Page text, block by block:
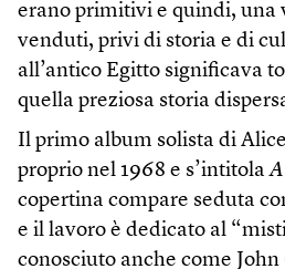
erano primitivi e quindi, una
venduti, privi di storia e di
all’antico Egitto significava
quella preziosa storia
Il primo album solista di
proprio nel 1968 e s’intitola
copertina compare seduta
e il lavoro è dedicato al
conosciuto anche come